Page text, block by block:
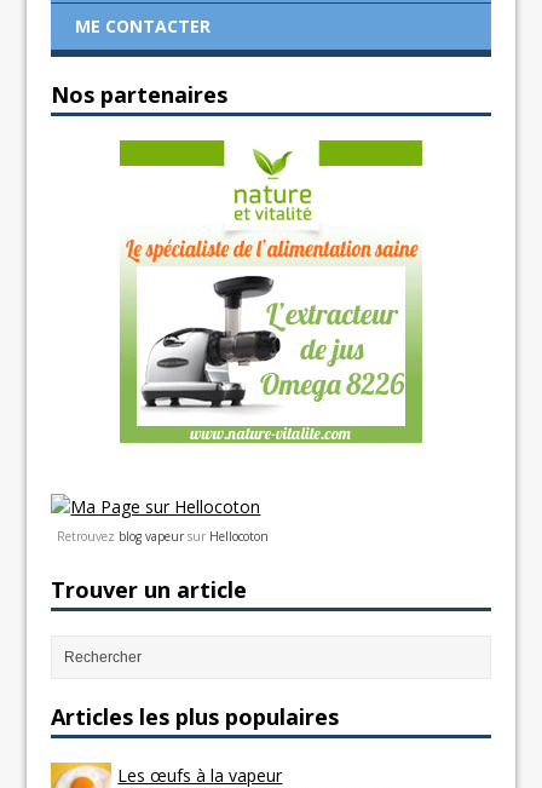
ME CONTACTER
Nos partenaires
Retrouvez blog vapeur sur Hellocoton
Trouver un article
Articles les plus populaires
Les œufs à la vapeur